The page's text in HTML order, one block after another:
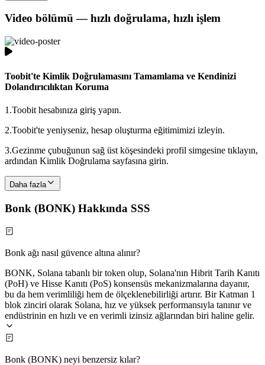
Video bölümü — hızlı doğrulama, hızlı işlem
Toobit'te Kimlik Doğrulamasını Tamamlama ve Kendinizi
Dolandırıcılıktan Koruma
1.Toobit hesabınıza giriş yapın.
2.Toobit'te yeniyseniz, hesap oluşturma eğitimimizi izleyin.
3.Gezinme çubuğunun sağ üst köşesindeki profil simgesine tıklayın,
ardından Kimlik Doğrulama sayfasına girin.
Daha fazla
Bonk (BONK) Hakkında SSS
Bonk ağı nasıl güvence altına alınır?
BONK, Solana tabanlı bir token olup, Solana'nın Hibrit Tarih Kanıtı
(PoH) ve Hisse Kanıtı (PoS) konsensüs mekanizmalarına dayanır,
bu da hem verimliliği hem de ölçeklenebilirliği artırır. Bir Katman 1
blok zinciri olarak Solana, hız ve yüksek performansıyla tanınır ve
endüstrinin en hızlı ve en verimli izinsiz ağlarından biri haline gelir.
Bonk (BONK) neyi benzersiz kılar?